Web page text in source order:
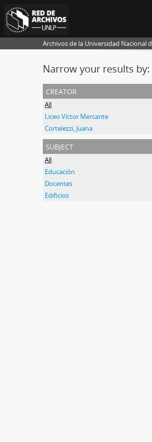
Archivos de la Universidad Nacional
Narrow your results by:
creator
All
Liceo Víctor Mercante
Cortelezzi, Juana
subject
All
Educación
Docentes
Edificios